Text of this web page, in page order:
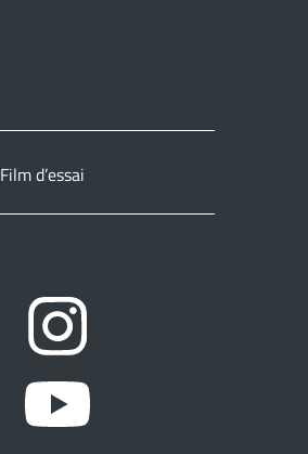
Film d’essai
Facebook
Twitter